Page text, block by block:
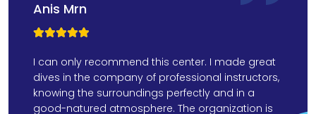
Anis Mrn



I can only recommend this center. I made great
dives in the company of professional instructors,
knowing the surroundings perfectly and in a
good-natured atmosphere. The organization is